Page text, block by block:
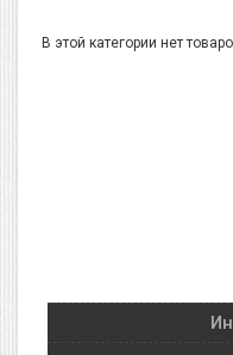
В этой категории нет